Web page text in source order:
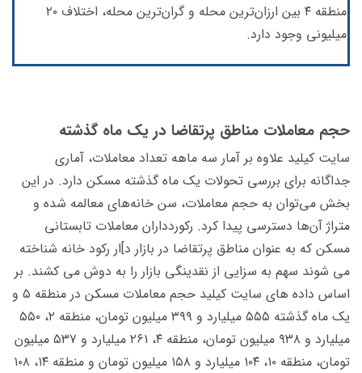
منطقه ۴ بین ارزان‌ترین محله و گران‌ترین محله، اختلاف ۲۰
میلیونی وجود دارد.
حجم معاملات مناطق پرتقاضا در یک ماه گذشته
سایت کیلید علاوه بر آمار سه ماهه تعداد معاملات، آماری
جداگانه برای بررسی تحولات یک ماه گذشته مسکن دارد. در این
بخش می‌توان به حجم معاملات، سن خانه‌های معالمه شده و
متراژ آن‌ها دسترسی پیدا کرد. رکوردداران معاملات تابستانی
مسکن که به عنوان مناطق پرتقاضا در بازار د]ار رکود خانه شناخته
می شوند سهم به سزایی از نقدینگی بازار را به دوش می کشند. بر
اساس داده های سایت کیلید حجم معاملات مسکن در منطقه ۵ و
یک ماه گذشته ۵۵۵ میلیارد و ۳۹۹ میلیون تومان، منطقه ۲، ۵۵۰
میلیارد و ۹۳۸ میلیون تومان، منطقه ۴، ۲۶۱ میلیارد و ۵۳۷ میلیون
تومان، منطقه ۱۰، ۱۰۴ میلیارد و ۱۵۸ میلیون تومان و منطقه ۱۴، ۱۰۸